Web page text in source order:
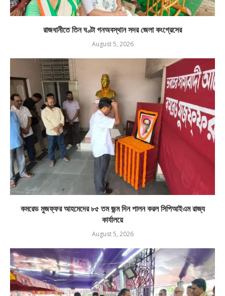
রাজধানীতে তিন ঘণ্টা গনঅবস্থান সদর জেলা কংগ্রেসের
August 5, 2026
কমরেড মুজফ্ফর আহমেদের ৮৫ তম জন্ম দিন পালন করল সিপিআইএম রাজ্য
কার্যালয়ে
August 5, 2026